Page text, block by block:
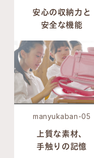
安心の収納力と
安全な機能
manyukaban-05
上質な素材、
手触りの記憶